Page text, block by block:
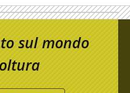
sul mondo